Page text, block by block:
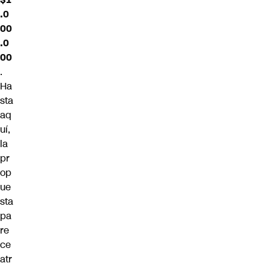
.0
00
.0
00
.
Ha
sta
aq
uí,
la
pr
op
ue
sta
pa
re
ce
atr